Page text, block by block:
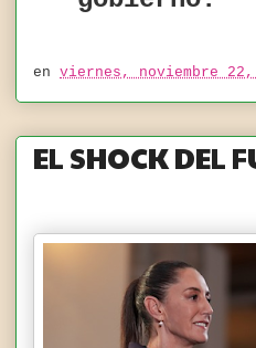
en viernes, noviembre 22,
EL SHOCK DEL